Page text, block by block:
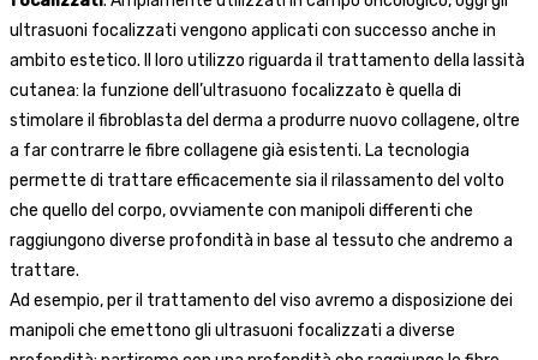
ultrasuoni focalizzati vengono applicati con successo anche in
ambito estetico. Il loro utilizzo riguarda il trattamento della lassità
cutanea: la funzione dell’ultrasuono focalizzato è quella di
stimolare il fibroblasta del derma a produrre nuovo collagene, oltre
a far contrarre le fibre collagene già esistenti. La tecnologia
permette di trattare efficacemente sia il rilassamento del volto
che quello del corpo, ovviamente con manipoli differenti che
raggiungono diverse profondità in base al tessuto che andremo a
trattare.
Ad esempio, per il trattamento del viso avremo a disposizione dei
manipoli che emettono gli ultrasuoni focalizzati a diverse